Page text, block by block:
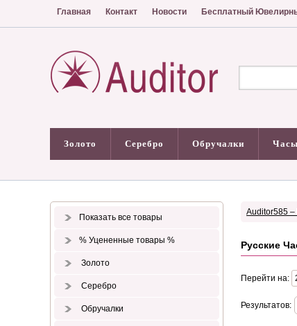
Главная Контакт Новости Бесплатный
Золото Серебро Обручалки Часы
Показать все товары
% Уцененные товары %
Золото
Серебро
Обручалки
Auditor585 –
Русские
Перейти на:
Результатов: